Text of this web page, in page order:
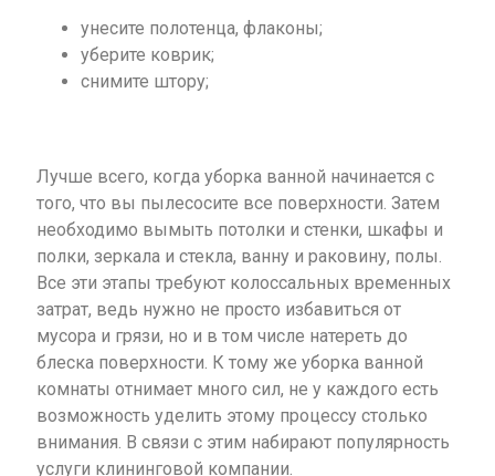
унесите полотенца, флаконы;
уберите коврик;
снимите штору;
Лучше всего, когда уборка ванной начинается с
того, что вы пылесосите все поверхности. Затем
необходимо вымыть потолки и стенки, шкафы и
полки, зеркала и стекла, ванну и раковину, полы.
Все эти этапы требуют колоссальных временных
затрат, ведь нужно не просто избавиться от
мусора и грязи, но и в том числе натереть до
блеска поверхности. К тому же уборка ванной
комнаты отнимает много сил, не у каждого есть
возможность уделить этому процессу столько
внимания. В связи с этим набирают популярность
услуги клининговой компании.